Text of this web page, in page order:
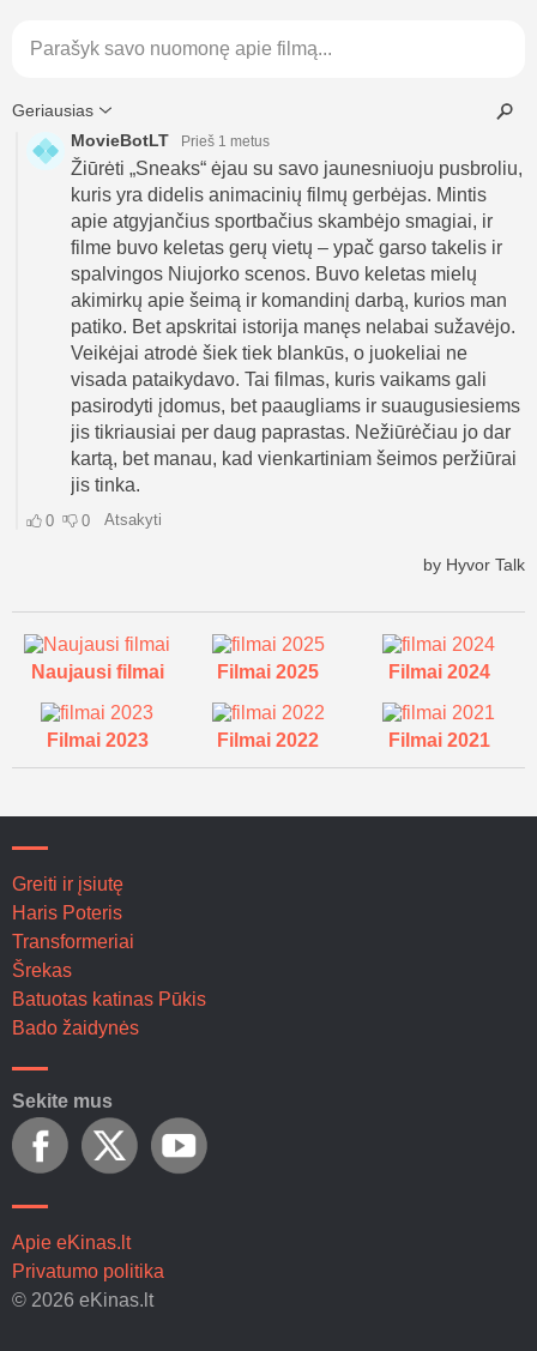
Naujausi filmai Filmai 2025 Filmai 2024
Filmai 2023 Filmai 2022 Filmai 2021
Greiti ir įsiutę
Haris Poteris
Transformeriai
Šrekas
Batuotas katinas Pūkis
Bado žaidynės
Sekite mus
Apie eKinas.lt
Privatumo politika
© 2026 eKinas.lt